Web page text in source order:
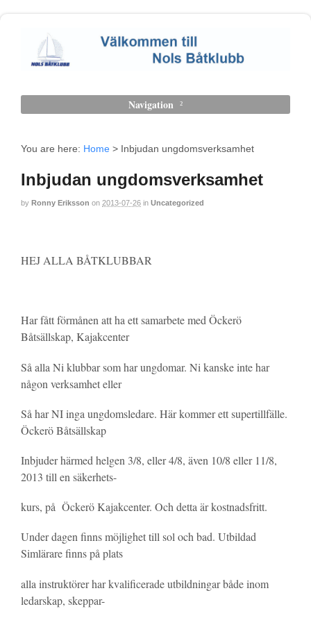
Navigation
You are here: Home > Inbjudan ungdomsverksamhet
Inbjudan ungdomsverksamhet
by Ronny Eriksson on 2013-07-26 in Uncategorized
HEJ ALLA BÅTKLUBBAR
Har fått förmånen att ha ett samarbete med Öckerö
Båtsällskap, Kajakcenter
Så alla Ni klubbar som har ungdomar. Ni kanske inte har
någon verksamhet eller
Så har NI inga ungdomsledare. Här kommer ett supertillfälle.
Öckerö Båtsällskap
Inbjuder härmed helgen 3/8, eller 4/8, även 10/8 eller 11/8,
2013 till en säkerhets-
kurs, på Öckerö Kajakcenter. Och detta är kostnadsfritt.
Under dagen finns möjlighet till sol och bad. Utbildad
Simlärare finns på plats
alla instruktörer har kvalificerade utbildningar både inom
ledarskap, skeppar-